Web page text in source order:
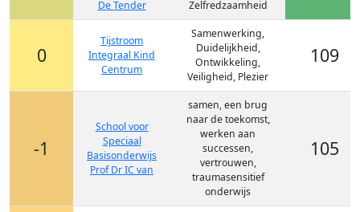
De Tender
Zelfredzaamheid
0
Tijstroom
Integraal Kind
Centrum
Samenwerking,
Duidelijkheid,
Ontwikkeling,
Veiligheid, Plezier
109
-1
School voor
Speciaal
Basisonderwijs
Prof Dr IC van
samen, een brug
naar de toekomst,
werken aan
successen,
vertrouwen,
traumasensitief
onderwijs
105